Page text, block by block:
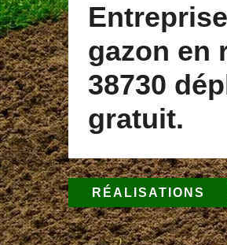
gazon en
38730
gratuit.
RÉALISATIONS